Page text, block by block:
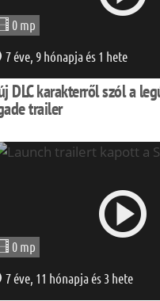
0 mp
7 éve, 9 hónapja és 1 hete
DLC karakterről szól a
trailer
0 mp
7 éve, 11 hónapja és 3 hete